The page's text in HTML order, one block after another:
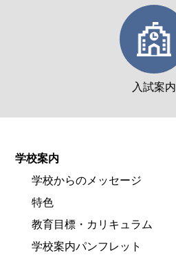
入試案内
学校案内
学校からのメッセージ
特色
教育目標・カリキュラム
学校案内パンフレット